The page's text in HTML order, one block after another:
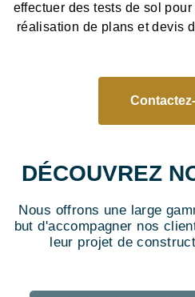
effectuer des tests de sol
réalisation de plans et devis
DÉCOUVREZ
Nous offrons une large
but d'accompagner nos
leur projet de